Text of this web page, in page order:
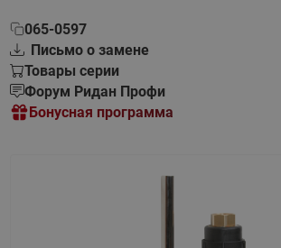
065-0597
Письмо о замене
Товары серии
Форум Ридан Профи
Бонусная программа